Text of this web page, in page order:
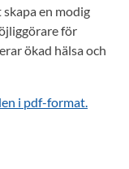
en modig
för
ökad hälsa och
i pdf-format.